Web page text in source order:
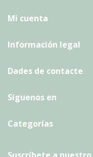
Mi cuenta
Información legal
Dades de contacte
Síguenos en
Categorías